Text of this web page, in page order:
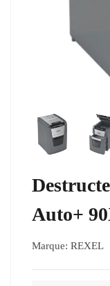
Auto+
Marque: REXEL